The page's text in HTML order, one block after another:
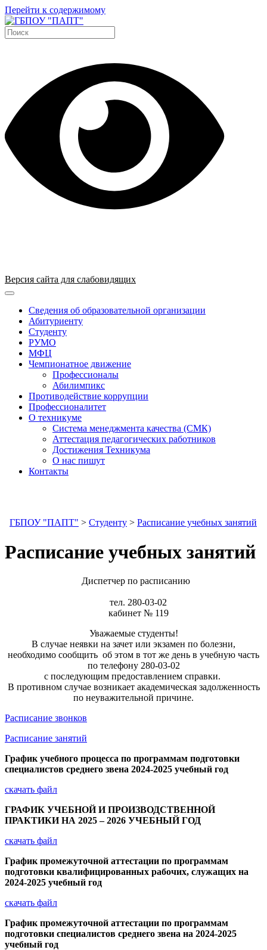
Перейти к содержимому
Версия сайта для слабовидящих
Сведения об образовательной организации
Абитуриенту
Студенту
РУМО
МФЦ
Чемпионатное движение
Профессионалы
Абилимпикс
Противодействие коррупции
Профессионалитет
О техникуме
Система менеджмента качества (СМК)
Аттестация педагогических работников
Достижения Техникума
О нас пишут
Контакты
ГБПОУ "ПАПТ" > Студенту > Расписание учебных занятий
Расписание учебных занятий
Диспетчер по расписанию
тел. 280-03-02
кабинет № 119
Уважаемые студенты!
В случае неявки на зачет или экзамен по болезни,
необходимо сообщить об этом в тот же день в учебную часть
по телефону 280-03-02
с последующим предоставлением справки.
В противном случае возникает академическая задолженность
по неуважительной причине.
Расписание звонков
Расписание занятий
График учебного процесса по программам подготовки
специалистов среднего звена 2024-2025 учебный год
скачать файл
ГРАФИК УЧЕБНОЙ И ПРОИЗВОДСТВЕННОЙ
ПРАКТИКИ НА 2025 – 2026 УЧЕБНЫЙ ГОД
скачать файл
График промежуточной аттестации по программам
подготовки квалифицированных рабочих, служащих на
2024-2025 учебный год
скачать файл
График промежуточной аттестации по программам
подготовки специалистов среднего звена на 2024-2025
учебный год